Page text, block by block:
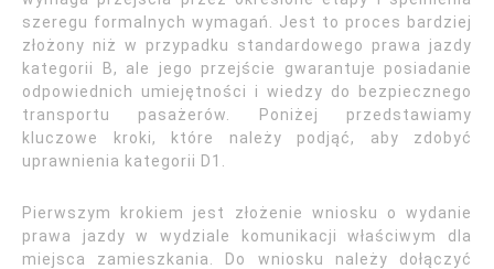
szeregu formalnych wymagań. Jest to proces bardziej
złożony niż w przypadku standardowego prawa jazdy
kategorii B, ale jego przejście gwarantuje posiadanie
odpowiednich umiejętności i wiedzy do bezpiecznego
transportu pasażerów. Poniżej przedstawiamy
kluczowe kroki, które należy podjąć, aby zdobyć
uprawnienia kategorii D1.
Pierwszym krokiem jest złożenie wniosku o wydanie
prawa jazdy w wydziale komunikacji właściwym dla
miejsca zamieszkania. Do wniosku należy dołączyć